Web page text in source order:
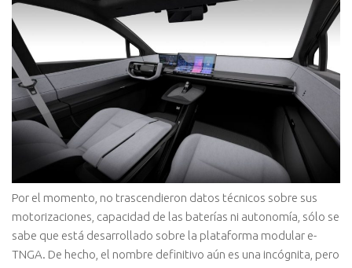
Por el momento, no trascendieron datos técnicos sobre sus
motorizaciones, capacidad de las baterías ni autonomía, sólo se
sabe que está desarrollado sobre la plataforma modular e-
TNGA. De hecho, el nombre definitivo aún es una incógnita, pero